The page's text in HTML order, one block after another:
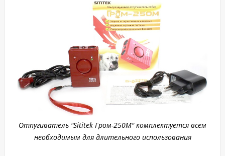
Отпугиватель "Sititek Гром-250М" комплектуется всем
необходимым для длительного использования